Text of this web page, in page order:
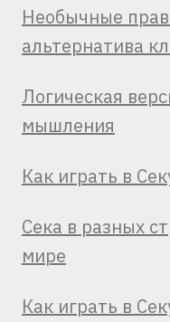
Необычные
альтернатива
Логическая
мышления
Как играть в
Сека в разных
мире
Как играть в